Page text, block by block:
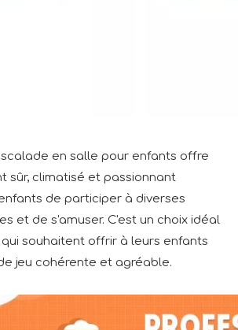
en salle pour enfants offre
sûr, climatisé et passionnant
de participer à diverses
et de s'amuser. C'est un choix idéal
souhaitent offrir à leurs enfants
jeu cohérente et agréable.